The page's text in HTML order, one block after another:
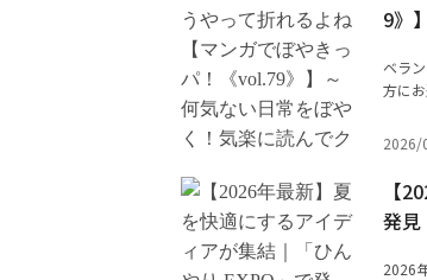
9》
ベラ
方に
2026/
【
発
2026